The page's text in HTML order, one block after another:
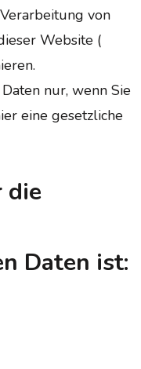
von
Website (
nur, wenn Sie
eine gesetzliche
die
Daten ist: